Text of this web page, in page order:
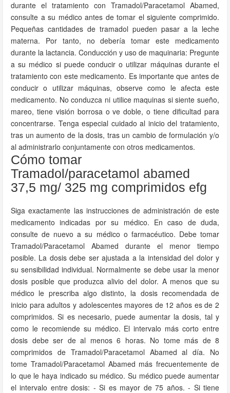
durante el tratamiento con Tramadol/Paracetamol Abamed,
consulte a su médico antes de tomar el siguiente comprimido.
Pequeñas cantidades de tramadol pueden pasar a la leche
materna. Por tanto, no debería tomar este medicamento
durante la lactancia. Conducción y uso de maquinaria: Pregunte
a su médico si puede conducir o utilizar máquinas durante el
tratamiento con este medicamento. Es importante que antes de
conducir o utilizar máquinas, observe como le afecta este
medicamento. No conduzca ni utilice maquinas si siente sueño,
mareo, tiene visión borrosa o ve doble, o tiene dificultad para
concentrarse. Tenga especial cuidado al inicio del tratamiento,
tras un aumento de la dosis, tras un cambio de formulación y/o
al administrarlo conjuntamente con otros medicamentos.
Cómo tomar
Tramadol/paracetamol abamed
37,5 mg/ 325 mg comprimidos efg
Siga exactamente las instrucciones de administración de este
medicamento indicadas por su médico. En caso de duda,
consulte de nuevo a su médico o farmacéutico. Debe tomar
Tramadol/Paracetamol Abamed durante el menor tiempo
posible. La dosis debe ser ajustada a la intensidad del dolor y
su sensibilidad individual. Normalmente se debe usar la menor
dosis posible que produzca alivio del dolor. A menos que su
médico le prescriba algo distinto, la dosis recomendada de
inicio para adultos y adolescentes mayores de 12 años es de 2
comprimidos. Si es necesario, puede aumentar la dosis, tal y
como le recomiende su médico. El intervalo más corto entre
dosis debe ser de al menos 6 horas. No tome más de 8
comprimidos de Tramadol/Paracetamol Abamed al día. No
tome Tramadol/Paracetamol Abamed más frecuentemente de
lo que le haya indicado su médico. Su médico puede aumentar
el intervalo entre dosis: - Si es mayor de 75 años. - Si tiene